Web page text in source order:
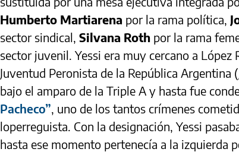
Humberto Martiarena por la rama política,
sector sindical, Silvana Roth por la rama
sector juvenil. Yessi era muy cercano a López
Juventud Peronista de la República Argentina
bajo el amparo de la Triple A y hasta fue
Pacheco”, uno de los tantos crímenes
loperreguista. Con la designación, Yessi
hasta ese momento pertenecía a la izquierda